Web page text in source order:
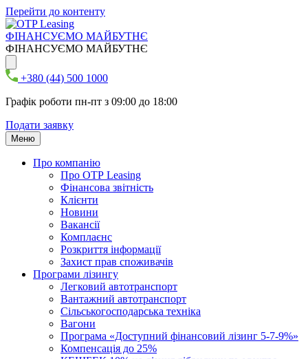
Перейти до контенту
ФІНАНСУЄМО МАЙБУТНЄ
ФІНАНСУЄМО МАЙБУТНЄ
+380 (44) 500 1000
Графік роботи пн-пт з 09:00 до 18:00
Подати заявку
Меню
Про компанію
Про ОТР Leasing
Фінансова звітність
Клієнти
Новини
Вакансії
Комплаєнс
Розкриття інформації
Захист прав споживачів
Програми лізингу
Легковий автотранспорт
Вантажний автотранспорт
Cільськогосподарська техніка
Вагони
Програма «Доступний фінансовий лізинг 5-7-9%»
Компенсація до 25%